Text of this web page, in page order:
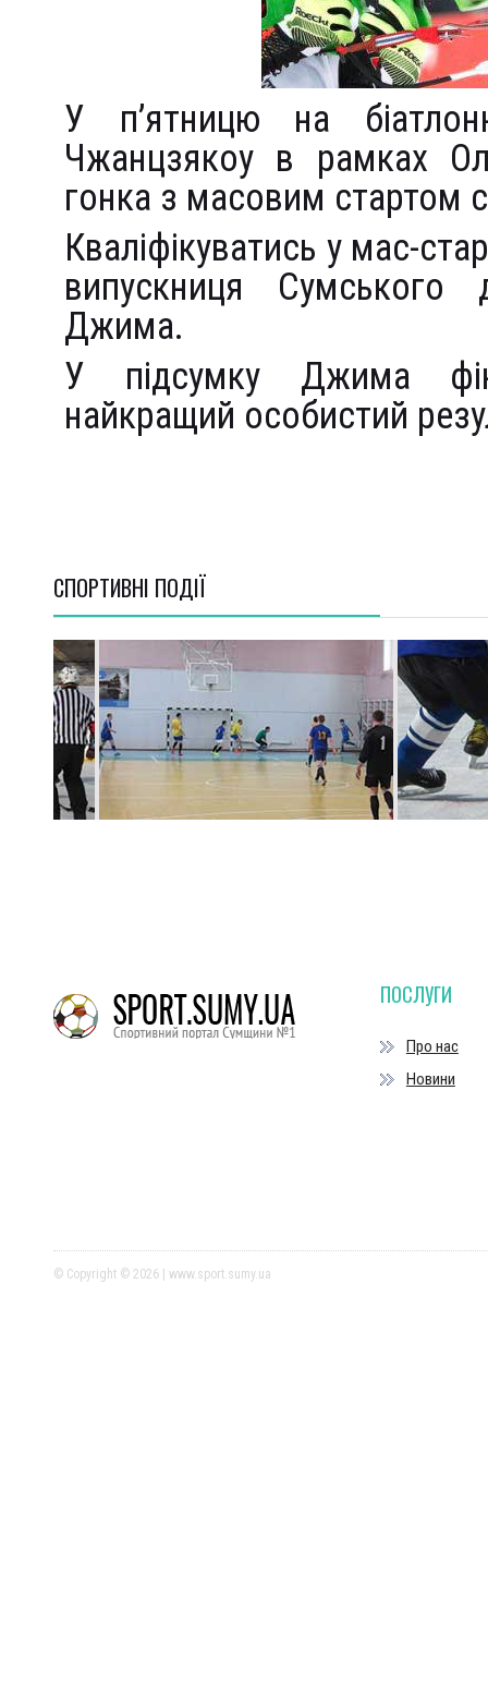
У п’ятницю на
Чжанцзякоу в рамках
гонка з масовим стартом
Кваліфікуватись у мас-
випускниця Сумського
Джима.
У підсумку Джима
найкращий особистий
СПОРТИВНI ПОДІЇ
ПОСЛУГИ
Про нас
Новини
© Copyright © 2026 | www.sport.sumy.ua